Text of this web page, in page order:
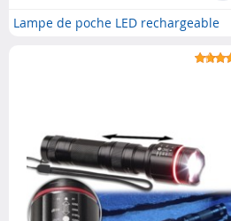
Lampe de poche LED rechargeable